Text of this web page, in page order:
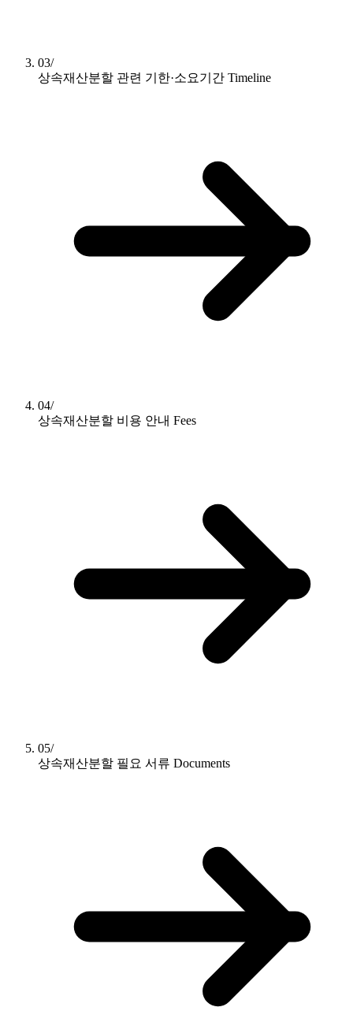
03/
상속재산분할 관련 기한·소요기간 Timeline
04/
상속재산분할 비용 안내 Fees
05/
상속재산분할 필요 서류 Documents